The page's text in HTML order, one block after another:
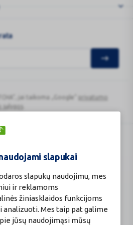
slapukai
slapukų naudojimu, mes
ir reklamoms
žiniasklaidos funkcijoms
Mes taip pat galime
jūsų naudojimąsi mūsų
jai taikoma „Google“
privatumo
sąlygos
Ramučių k., Gamybos g. 4
numeris: 190004257